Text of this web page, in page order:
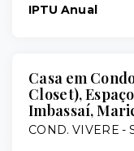
IPTU Anual
Casa em
Closet),
Imbassaí,
COND. VIVERE -